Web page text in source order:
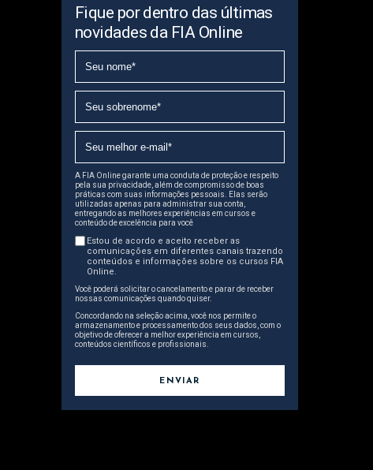
Fique por dentro das últimas
novidades da FIA Online
A FIA Online garante uma conduta de proteção e respeito
pela sua privacidade, além de compromisso de boas
práticas com suas informações pessoais. Elas serão
utilizadas apenas para administrar sua conta,
entregando as melhores experiências em cursos e
conteúdo de excelência para você
Estou de acordo e aceito receber as
comunicações em diferentes canais trazendo
conteúdos e informações sobre os cursos FIA
Online.
Você poderá solicitar o cancelamento e parar de receber
nossas comunicações quando quiser.
Concordando na seleção acima, você nos permite o
armazenamento e processamento dos seus dados, com o
objetivo de oferecer a melhor experiência em cursos,
conteúdos científicos e profissionais.